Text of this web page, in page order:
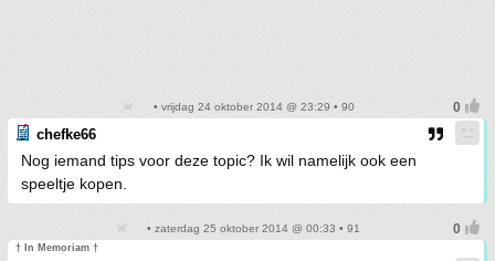
• vrijdag 24 oktober 2014 @ 23:29 • 90
chefke66
Nog iemand tips voor deze topic? Ik wil namelijk ook een
speeltje kopen.
• zaterdag 25 oktober 2014 @ 00:33 • 91
† In Memoriam †